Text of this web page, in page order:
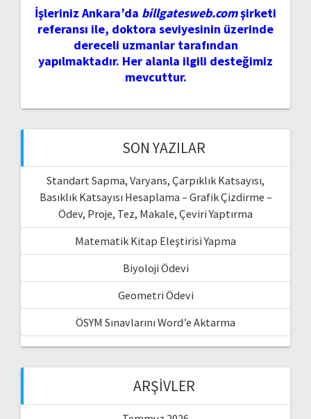
İşleriniz Ankara’da billgatesweb.comşirketi
referansı ile, doktora seviyesinin üzerinde
dereceli uzmanlar tarafından
yapılmaktadır. Her alanla ilgili desteğimiz
mevcuttur.
SON YAZILAR
Standart Sapma, Varyans, Çarpıklık Katsayısı,
Basıklık Katsayısı Hesaplama – Grafik Çizdirme –
Ödev, Proje, Tez, Makale, Çeviri Yaptırma
Matematik Kitap Eleştirisi Yapma
Biyoloji Ödevi
Geometri Ödevi
ÖSYM Sınavlarını Word’e Aktarma
ARŞIVLER